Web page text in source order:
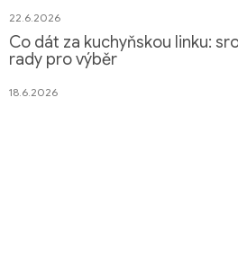
22.6.2026
Co dát za kuchyňskou linku:
rady pro výběr
18.6.2026